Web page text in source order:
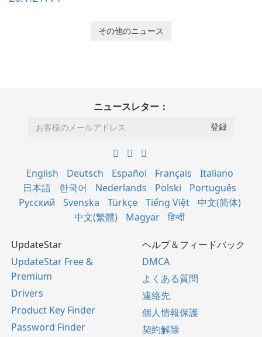
その他のニュース
ニュースレター：
English Deutsch Español Français
Italiano
日本語
한국어 Nederlands Polski
Português
Русский
Svenska Türkçe Tiếng Việt
中文(简体)
中文(繁體)
Magyar हिन्दी
UpdateStar
UpdateStar Free &
Premium
Drivers
Product Key Finder
Password Finder
ヘルプ＆フィードバック
DMCA
よくある質問
連絡先
個人情報保護
契約解除